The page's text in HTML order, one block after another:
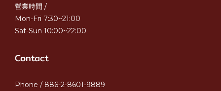
營業時間 /
Mon-Fri 7:30~21:00
Sat-Sun 10:00~22:00
Contact
Phone / 886-2-8601-9889